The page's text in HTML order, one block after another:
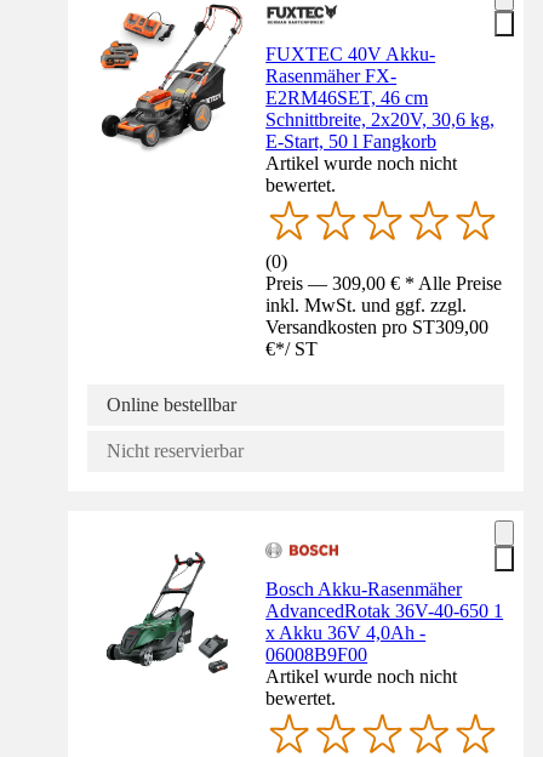
FUXTEC 40V Akku-
Rasenmäher FX-
E2RM46SET, 46 cm
Schnittbreite, 2x20V, 30,6 kg,
E-Start, 50 l Fangkorb
Artikel wurde noch nicht
bewertet.
(0)
Preis — 309,00 € * Alle Preise
inkl. MwSt. und ggf. zzgl.
Versandkosten pro ST309,00
€*/ ST
Online bestellbar
Nicht reservierbar
Bosch Akku-Rasenmäher
AdvancedRotak 36V-40-650 1
x Akku 36V 4,0Ah -
06008B9F00
Artikel wurde noch nicht
bewertet.